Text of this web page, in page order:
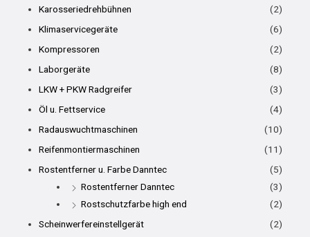
Karosseriedrehbühnen
(2)
Klimaservicegeräte
(6)
Kompressoren
(2)
Laborgeräte
(8)
LKW + PKW Radgreifer
(3)
Öl u. Fettservice
(4)
Radauswuchtmaschinen
(10)
Reifenmontiermaschinen
(11)
Rostentferner u. Farbe Danntec
(5)
Rostentferner Danntec
(3)
Rostschutzfarbe high end
(2)
Scheinwerfereinstellgerät
(2)